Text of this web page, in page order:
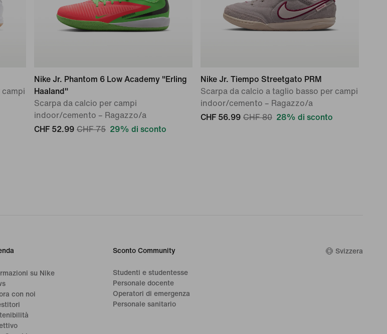
campi
Nike Jr. Phantom 6 Low Academy "Erling
Haaland"
Scarpa da calcio per campi
indoor/cemento – Ragazzo/a
CHF 52.99 CHF 75 29% di sconto
Nike Jr. Tiempo Streetgato PRM
Scarpa da calcio a taglio basso per campi
indoor/cemento – Ragazzo/a
CHF 56.99 CHF 80 28% di sconto
su Nike
con noi
Sconto Community
Studenti e studentesse
Personale docente
Operatori di emergenza
Personale sanitario
Svizzera